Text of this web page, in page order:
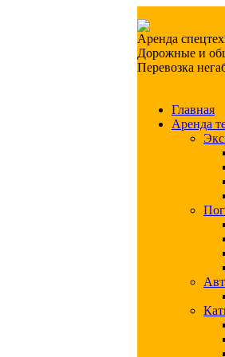
Аренда
Дорожные и
Перевозка
Главная
Аренда